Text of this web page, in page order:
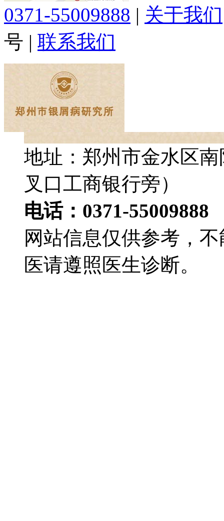
0371-55009888 | 关于我们
号 | 联系我们
地址：郑州市金水区
叉口工商银行旁）
电话：0371-55009888
网站信息仅供参考，
医请遵照医生诊断。